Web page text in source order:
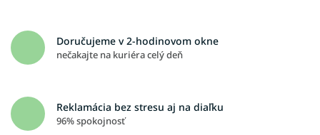
Doručujeme v 2-hodinovom okne
nečakajte na kuriéra celý deň
Reklamácia bez stresu aj na diaľku
96% spokojnosť